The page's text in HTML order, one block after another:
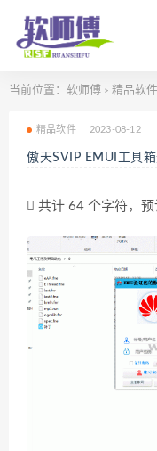
当前位置： 软师傅 > 精品软件
精品软件 2023-08-12
傲天SVIP EMUI工具箱
共计 64 个字符，预